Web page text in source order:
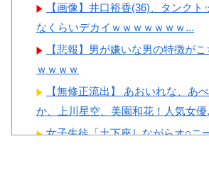
権剥奪や
オリンピ
要求する
韓国人
感度が最
由」
【画像】井口裕香(36)、タンクト
なくらいデカイｗｗｗｗｗｗｗ...
【悲報】男が嫌いな男の特徴が
ｗｗｗｗ
【無修正流出】 あおいれな、あ
か、上川星空、美園和花！人気女優
女子生徒「土下座しながらオ○ニ